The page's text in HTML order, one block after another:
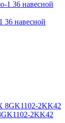
навесной
2KK42